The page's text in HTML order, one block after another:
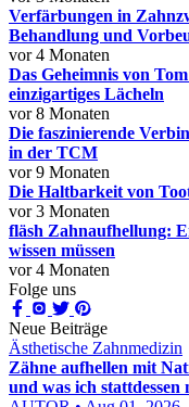
Verfärbungen in
Behandlung und
vor 4 Monaten
Das Geheimnis von
einzigartiges Lächeln
vor 8 Monaten
Die faszinierende
in der TCM
vor 9 Monaten
Die Haltbarkeit von
vor 3 Monaten
fläsh Zahnaufhellung:
wissen müssen
vor 4 Monaten
Folge uns
Neue Beiträge
Ästhetische Zahnmedizin
Zähne aufhellen mit
und was ich stattdessen